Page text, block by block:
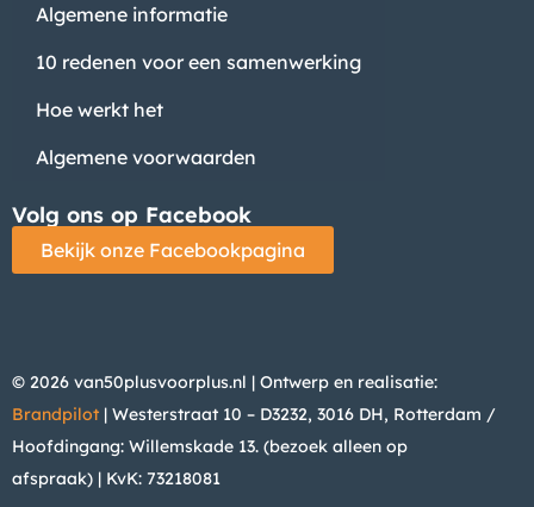
Algemene informatie
10 redenen voor een samenwerking
Hoe werkt het
Algemene voorwaarden
Volg ons op Facebook
Bekijk onze Facebookpagina
© 2026 van50plusvoorplus.nl | Ontwerp en realisatie:
Brandpilot | Westerstraat 10 – D3232, 3016 DH, Rotterdam /
Hoofdingang: Willemskade 13. (bezoek alleen op
afspraak) | KvK: 73218081